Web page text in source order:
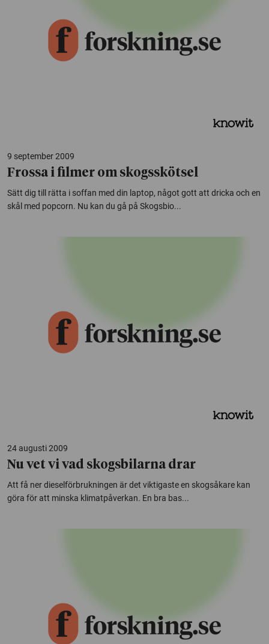
9 september 2009
Frossa i filmer om skogsskötsel
Sätt dig till rätta i soffan med din laptop, något gott att dricka och en
skål med popcorn. Nu kan du gå på Skogsbio...
24 augusti 2009
Nu vet vi vad skogsbilarna drar
Att få ner dieselförbrukningen är det viktigaste en skogsåkare kan
göra för att minska klimatpåverkan. En bra bas...